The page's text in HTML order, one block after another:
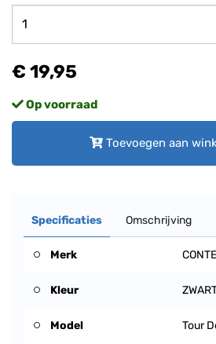
€ 19,95
Op voorraad
Toevoegen aan
Specificaties Omschrijving
Merk
Kleur
Model Tour